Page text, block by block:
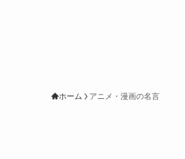
ホーム アニメ・漫画の名言